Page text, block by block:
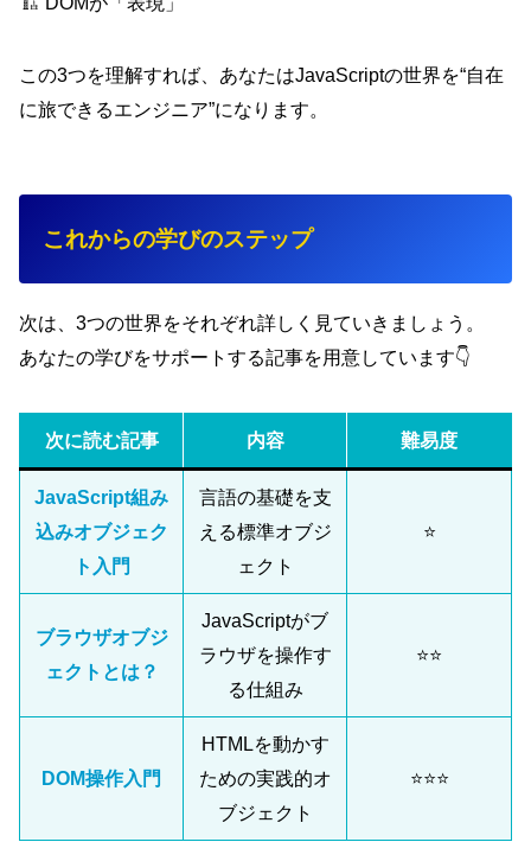
この3つを理解すれば、あなたはJavaScriptの世界を“自在
に旅できるエンジニア”になります。
これからの学びのステップ
次は、3つの世界をそれぞれ詳しく見ていきましょう。
あなたの学びをサポートする記事を用意しています👇
次に読む記事 内容 難易度
JavaScript組み
込みオブジェク
ト入門
言語の基礎を支
える標準オブジ
ェクト
⭐
ブラウザオブジ
ェクトとは？
JavaScriptがブ
ラウザを操作す
る仕組み
⭐⭐
DOM操作入門
HTMLを動かす
ための実践的オ
ブジェクト
⭐⭐⭐